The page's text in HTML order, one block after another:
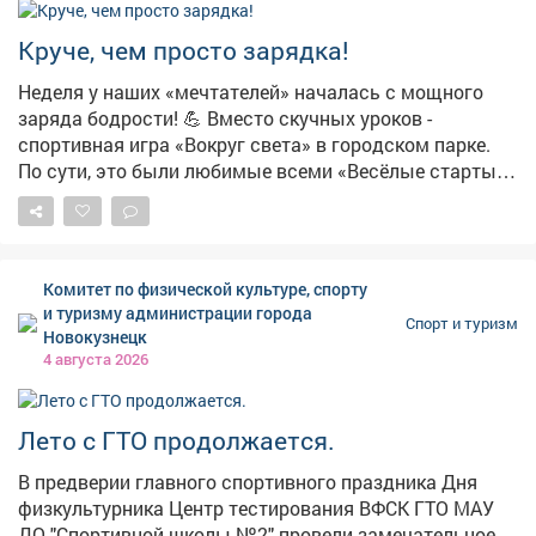
Круче, чем просто зарядка!
Неделя у наших «мечтателей» началась с мощного
заряда бодрости! 💪 Вместо скучных уроков -
спортивная игра «Вокруг света» в городском парке.
По сути, это были любимые всеми «Весёлые старты»,
только в разы интереснее! Ребята бегали, прыгали,
проявляли чудеса ловкости и, конечно, поддерживали
Но каждый участник усвоил главное: спорт - это не
просто соревнование, это залог хорошего настроения
и крепкого иммунитета. Заряжаемся позитивом на
Комитет по физической культуре, спорту
и туризму администрации города
Новокузнецк
4 августа 2026
Спорт и туризм
Лето с ГТО продолжается.
В предверии главного спортивного праздника Дня
физкультурника Центр тестирования ВФСК ГТО МАУ